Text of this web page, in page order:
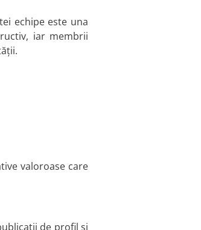
echipe este una
iar membrii
valoroase care
de profil și